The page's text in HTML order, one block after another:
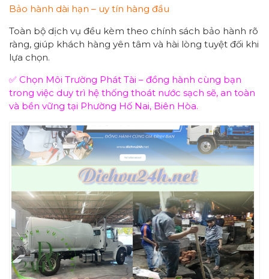
Bảo hành dài hạn – uy tín hàng đầu
Toàn bộ dịch vụ đều kèm theo chính sách bảo hành rõ
ràng, giúp khách hàng yên tâm và hài lòng tuyệt đối khi
lựa chọn.
✅ Chọn Môi Trường Phát Tài – đồng hành cùng bạn
trong việc duy trì hệ thống thoát nước sạch sẽ, an toàn
và bền vững tại Phường Hố Nai, Biên Hòa.